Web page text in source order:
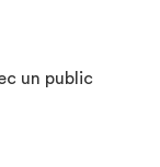
un public